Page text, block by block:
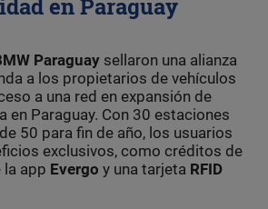
en Paraguay
Paraguay sellaron una alianza
a los propietarios de vehículos
a una red en expansión de
en Paraguay. Con 30 estaciones
50 para fin de año, los usuarios
exclusivos, como créditos de
la app Evergo y una tarjeta RFID